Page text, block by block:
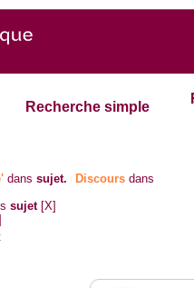
Recherche simple
danssujet. Discours dans
sujet [X]